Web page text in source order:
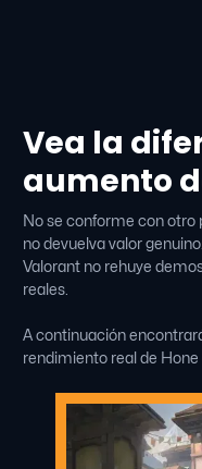
Vea la
aumento
No se conforme con otro
no devuelva valor
Valorant no rehuye
reales.
A continuación
rendimiento real de Hone